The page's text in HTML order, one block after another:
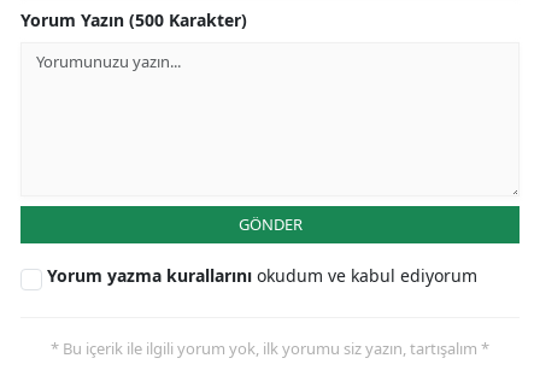
Yorum Yazın (500 Karakter)
GÖNDER
Yorum yazma kurallarını okudum ve kabul ediyorum
* Bu içerik ile ilgili yorum yok, ilk yorumu siz yazın, tartışalım *